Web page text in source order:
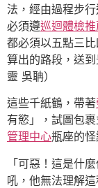
法，經由過程步
必須遵巡迴體檢推
都必須以五點三
算出的路段，送
靈 吳聃）
這些千紙鶴，帶著
有慾」，試圖包裹
管理中心瓶座的怪
「可惡！這是什
吼，他無法理解